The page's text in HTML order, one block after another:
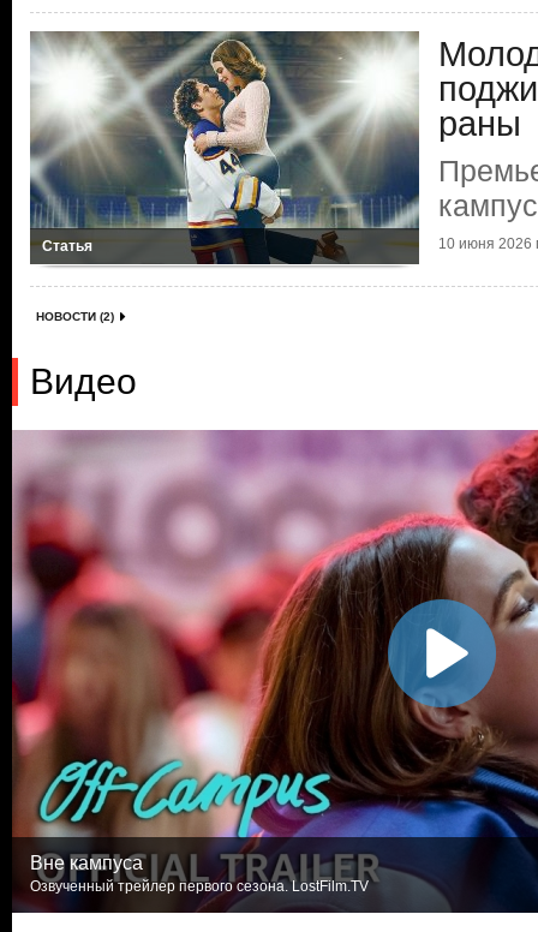
Статья
раны
10 июня 2026
НОВОСТИ (2)
Видео
Вне кампуса
Озвученный трейлер первого сезона. LostFilm.TV